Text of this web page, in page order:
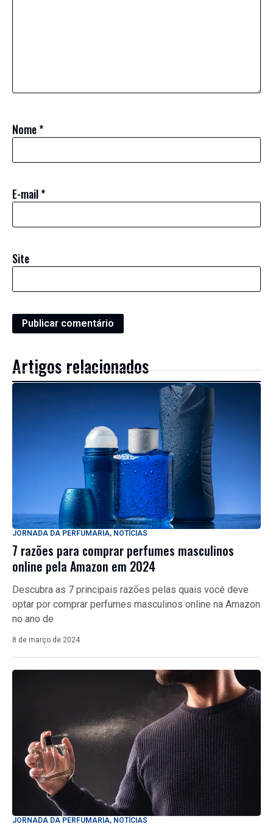
Nome*
E-mail*
Site
Artigos relacionados
JORNADA DA PERFUMARIA, NOTÍCIAS
7 razões para comprar perfumes masculinos
online pela Amazon em 2024
Descubra as 7 principais razões pelas quais você deve
optar por comprar perfumes masculinos online na Amazon
no ano de
8 de março de 2024
JORNADA DA PERFUMARIA, NOTÍCIAS